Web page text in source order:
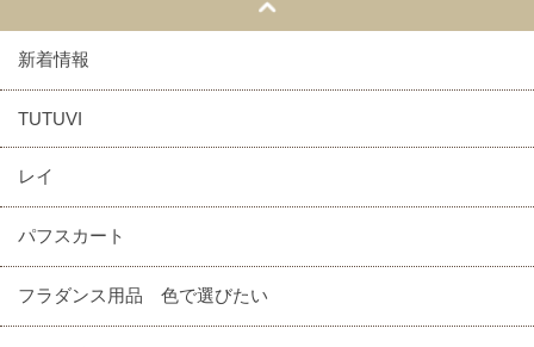
新着情報
TUTUVI
レイ
パフスカート
フラダンス用品 色で選びたい